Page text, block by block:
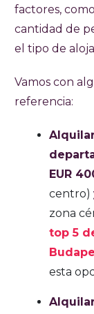
factores,
cantidad de
el tipo de
Vamos con
referencia:
EUR
centro)
zona
top 5
esta